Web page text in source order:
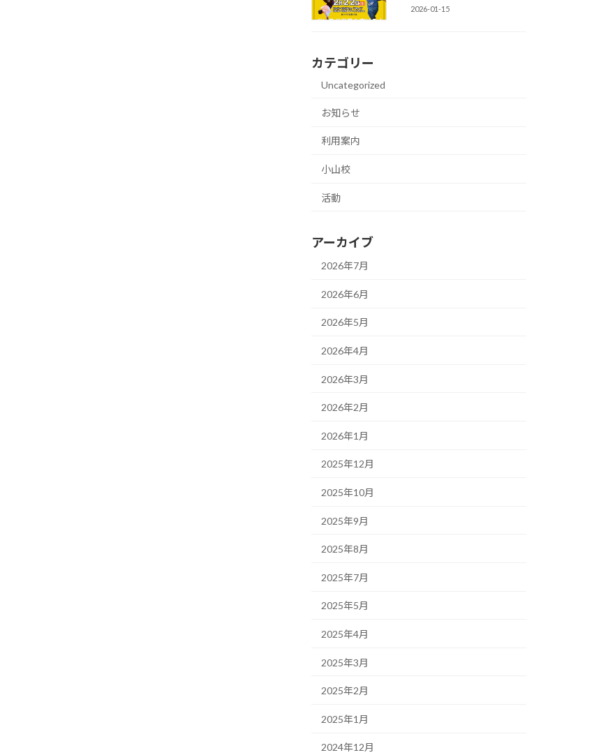
2026-01-15
カテゴリー
Uncategorized
お知らせ
利用案内
小山校
活動
アーカイブ
2026年7月
2026年6月
2026年5月
2026年4月
2026年3月
2026年2月
2026年1月
2025年12月
2025年10月
2025年9月
2025年8月
2025年7月
2025年5月
2025年4月
2025年3月
2025年2月
2025年1月
2024年12月